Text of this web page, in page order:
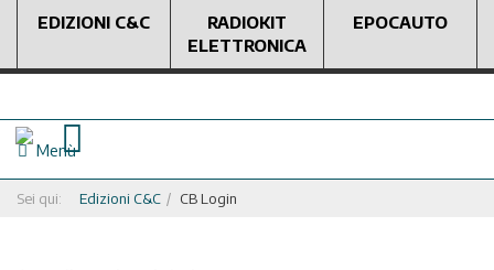
EDIZIONI C&C
RADIOKIT
ELETTRONICA
EPOCAUTO
Menù
Sei qui: Edizioni C&C CB Login